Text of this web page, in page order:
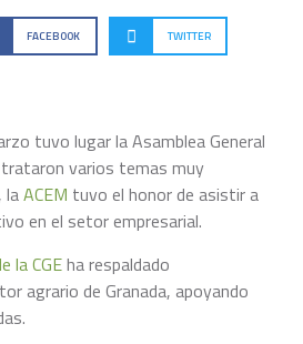
FACEBOOK TWITTER
tuvo lugar la Asamblea General
trataron varios temas muy
laACEM tuvo el honor de asistir a
en el setor empresarial.
la CGEha respaldado
agrario de Granada, apoyando